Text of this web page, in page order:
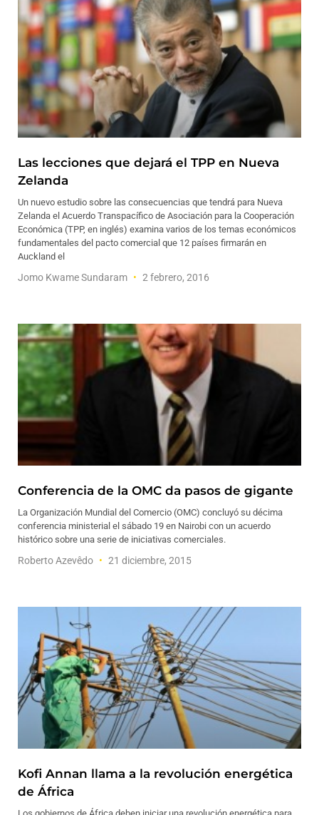
Las lecciones que dejará el TPP en Nueva
Zelanda
Un nuevo estudio sobre las consecuencias que tendrá para Nueva
Zelanda el Acuerdo Transpacífico de Asociación para la Cooperación
Económica (TPP, en inglés) examina varios de los temas económicos
fundamentales del pacto comercial que 12 países firmarán en
Auckland el
Jomo Kwame Sundaram 2 febrero, 2016
Conferencia de la OMC da pasos de gigante
La Organización Mundial del Comercio (OMC) concluyó su décima
conferencia ministerial el sábado 19 en Nairobi con un acuerdo
histórico sobre una serie de iniciativas comerciales.
Roberto Azevêdo 21 diciembre, 2015
Kofi Annan llama a la revolución energética
de África